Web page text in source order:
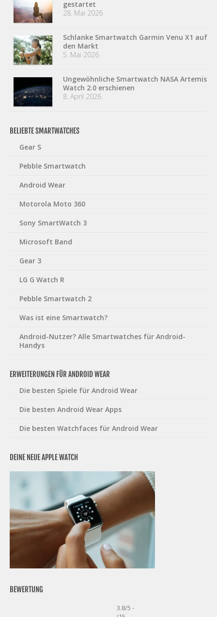
gestartet
28. Mai 2026
Schlanke Smartwatch Garmin Venu X1 auf
den Markt
5. Mai 2026
Ungewöhnliche Smartwatch NASA Artemis
Watch 2.0 erschienen
8. April 2026
BELIEBTE SMARTWATCHES
Gear S
Pebble Smartwatch
Android Wear
Motorola Moto 360
Sony SmartWatch 3
Microsoft Band
Gear 3
LG G Watch R
Pebble Smartwatch 2
Was ist eine Smartwatch?
Android-Nutzer? Alle Smartwatches für Android-
Handys
ERWEITERUNGEN FÜR ANDROID WEAR
Die besten Spiele für Android Wear
Die besten Android Wear Apps
Die besten Watchfaces für Android Wear
DEINE NEUE APPLE WATCH
BEWERTUNG
3.8/5 -